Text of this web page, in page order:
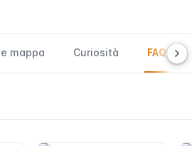
mappa Curiosità FAQ